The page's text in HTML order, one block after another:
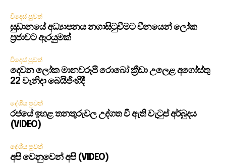
විදෙස් පුවත්
සුඩානයේ අධ්‍යාපනය නගාසිටුවීමට චීනයෙන් ලෝක
ප්‍රජාවට ඇරයුමක්
විදෙස් පුවත්
දෙවන ලෝක මානවරූපී රොබෝ ක්‍රීඩා උලෙළ අගෝස්තු
22 වැනිදා බෙයිජිංහිදී
දේශීය පුවත්
රජයේ ඉහළ තනතුරුවල උද්ගත වී ඇති වැටුප් අර්බුදය
(VIDEO)
දේශීය පුවත්
අපි වෙනුවෙන් අපි (VIDEO)